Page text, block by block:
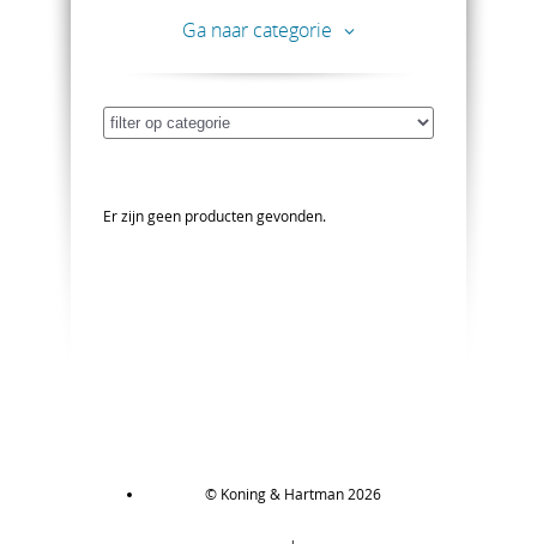
de eindklant en machinebouwer gerealiseerd
worden. Het resultaat is het volledig ontzorgen
machine, overal ter wereld, op elk moment van
van Remote Engineer?
contact op met onze productexperts voor een
Ga naar categorie
Er zijn geen producten gevonden.
© Koning & Hartman 2026